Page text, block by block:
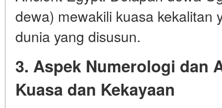
dewa) mewakili kuasa kekalitan
dunia yang disusun.
3. Aspek Numerologi dan
Kuasa dan Kekayaan